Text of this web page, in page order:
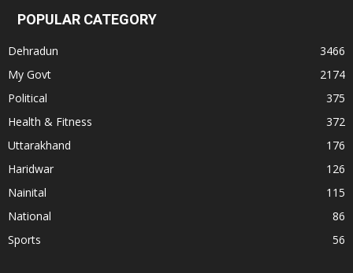
POPULAR CATEGORY
Dehradun
3466
My Govt
2174
Political
375
Health & Fitness
372
Uttarakhand
176
Haridwar
126
Nainital
115
National
86
Sports
56